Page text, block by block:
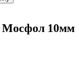
Мосфол 10мм